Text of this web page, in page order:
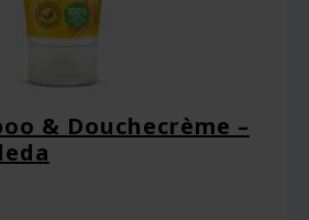
& Douchecrème –